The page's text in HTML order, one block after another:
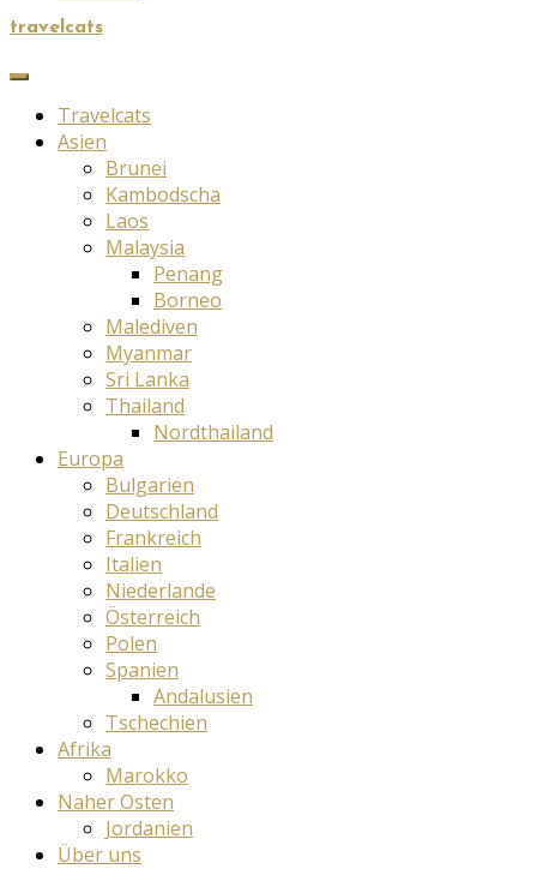
travelcats
Travelcats
Asien
Brunei
Kambodscha
Laos
Malaysia
Penang
Borneo
Malediven
Myanmar
Sri Lanka
Thailand
Nordthailand
Europa
Bulgarien
Deutschland
Frankreich
Italien
Niederlande
Österreich
Polen
Spanien
Andalusien
Tschechien
Afrika
Marokko
Naher Osten
Jordanien
Über uns